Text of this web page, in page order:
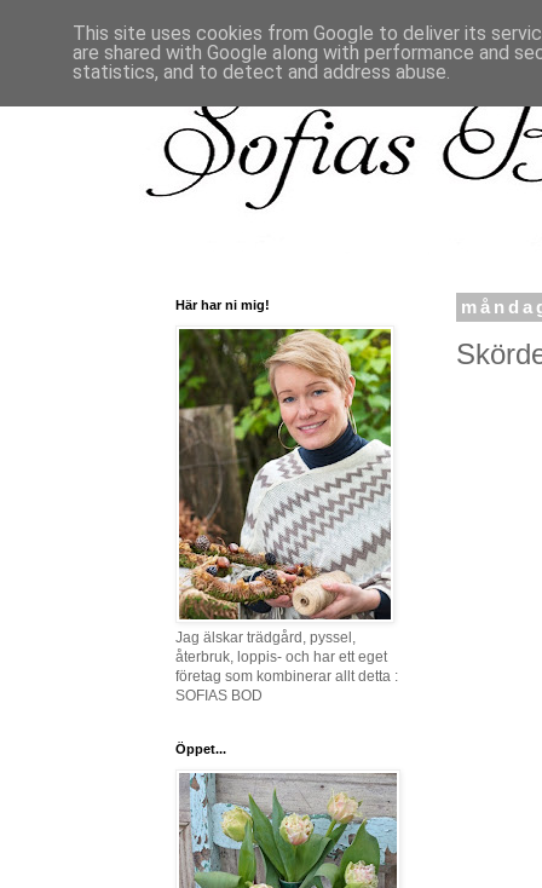
Här har ni mig!
Jag älskar trädgård, pyssel,
återbruk, loppis- och har ett eget
företag som kombinerar allt detta :
SOFIAS BOD
Öppet...
This site uses cookies from Google to deliver its
are shared with Google along with performance and
statistics, and to detect and address abuse.